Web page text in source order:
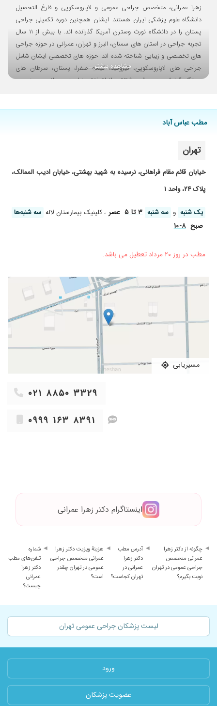
واقعا ممنونم.
از خانم دکتر بابت جراحی کیست واقعا ممنونم، از
نتیجه رضایت کامل داشتم
۱۴۰۴/۰۷/۱۵
جراحی کیسه صفرا و بسیار از برخورد دکتر و
جراحیم راضی ام.
۱۴۰۴/۰۷/۱۷
زهرا عمرانی، متخصص جراحی عمومی و لاپاروسکوپی و فارغ التحصیل
دانشگاه علوم پزشکی ایران هستند. ایشان همچنین دوره تکمیلی جراحی
پستان را در دانشگاه نورث وسترن آمریکا گذرانده اند. با بیش از ۱۱ سال
تجربه جراحی در استان های سمنان، البرز و تهران، عمرانی در حوزه جراحی
های تخصصی و زیبایی شناخته شده اند. حوزه های تخصصی ایشان شامل
جراحی های لاپاروسکوپی، تیروئید، کیسه صفرا، پستان، سرطان های
دستگاه گوارش، هموروئید، شقاق و انواع فتق ها است. عمرانی همچنین در
المللی هستند و همواره به روز بودن دانش خود را در اولویت قرار می دهند
مشاهده بیشتر ...
مطب عباس آباد
تهران
خیابان قائم مقام فراهانی، نرسیده به شهید بهشتی، خیابان ادیب الممالک،
پلاک ۲۴، واحد ۱
یک شنبه و سه شنبه ۳ تا ۵ عصر ، کلینیک بیمارستان لاله سه شنبه‌ها
صبح ۸-۱۰
مطب در روز ۲۰ مرداد تعطیل می باشد.
مسیریابی
۰۲۱ ۸۸۵۰ ۳۳۲۹
۰۹۹۹ ۱۶۳ ۸۳۹۱
اینستاگرام دکتر زهرا عمرانی
چگونه از دکتر زهرا
عمرانی متخصص
جراحی عمومی در تهران
نوبت بگیرم؟
آدرس مطب
دکتر زهرا
عمرانی در
تهران کجاست؟
هزینهٔ ویزیت دکتر زهرا
عمرانی متخصص جراحی
عمومی در تهران چقدر
است؟
شماره
تلفن‌های مطب
دکتر زهرا
عمرانی
چیست؟
لیست پزشکان جراحی عمومی تهران
ورود
عضویت پزشکان